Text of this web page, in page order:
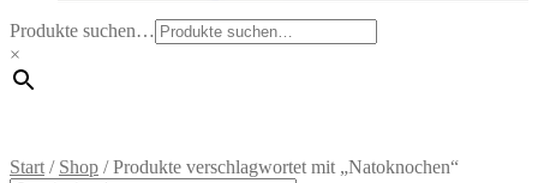
Produkte suchen…
×
Start / Shop /Produkte verschlagwortet mit „Natoknochen“